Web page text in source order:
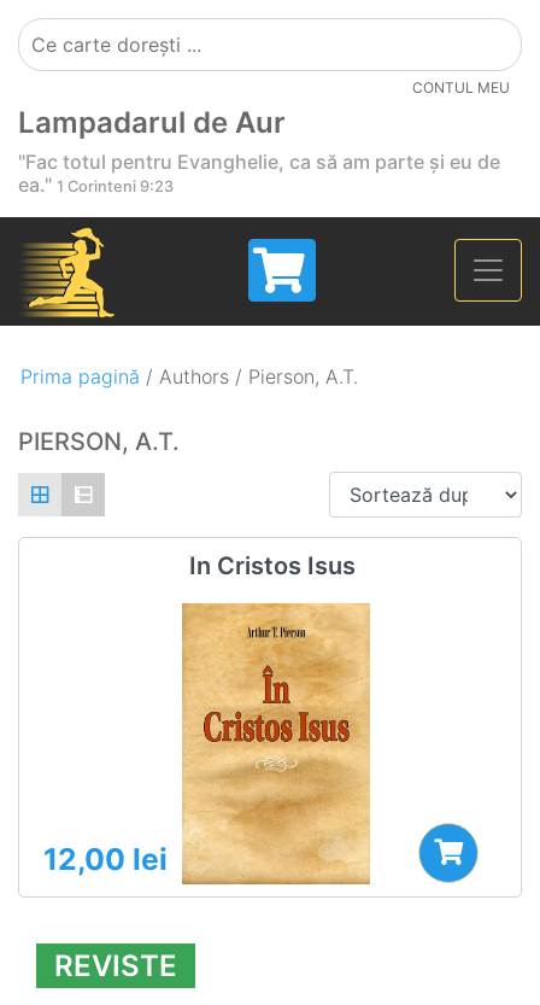
CONTUL MEU
Lampadarul de Aur
"Fac totul pentru Evanghelie, ca să am parte și eu de
ea." 1 Corinteni 9:23
Prima pagină / Authors / Pierson, A.T.
PIERSON, A.T.
În Cristos Isus
12,00 lei
REVISTE